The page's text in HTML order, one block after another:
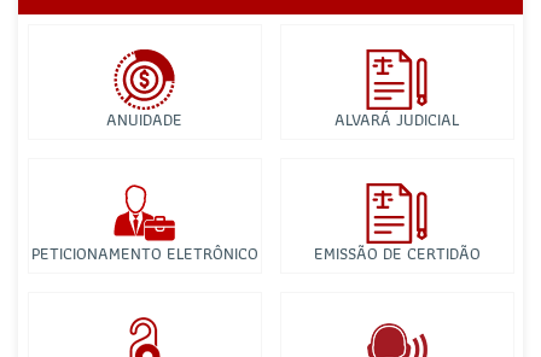
ANUIDADE ALVARÁ JUDICIAL
PETICIONAMENTO ELETRÔNICO EMISSÃO DE CERTIDÃO